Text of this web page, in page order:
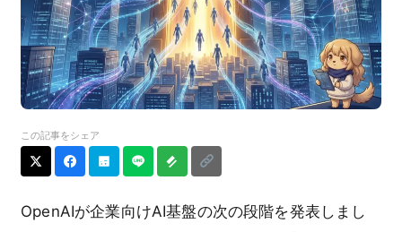
この記事をシェア
OpenAIが企業向けAI基盤の次の段階を発表しまし